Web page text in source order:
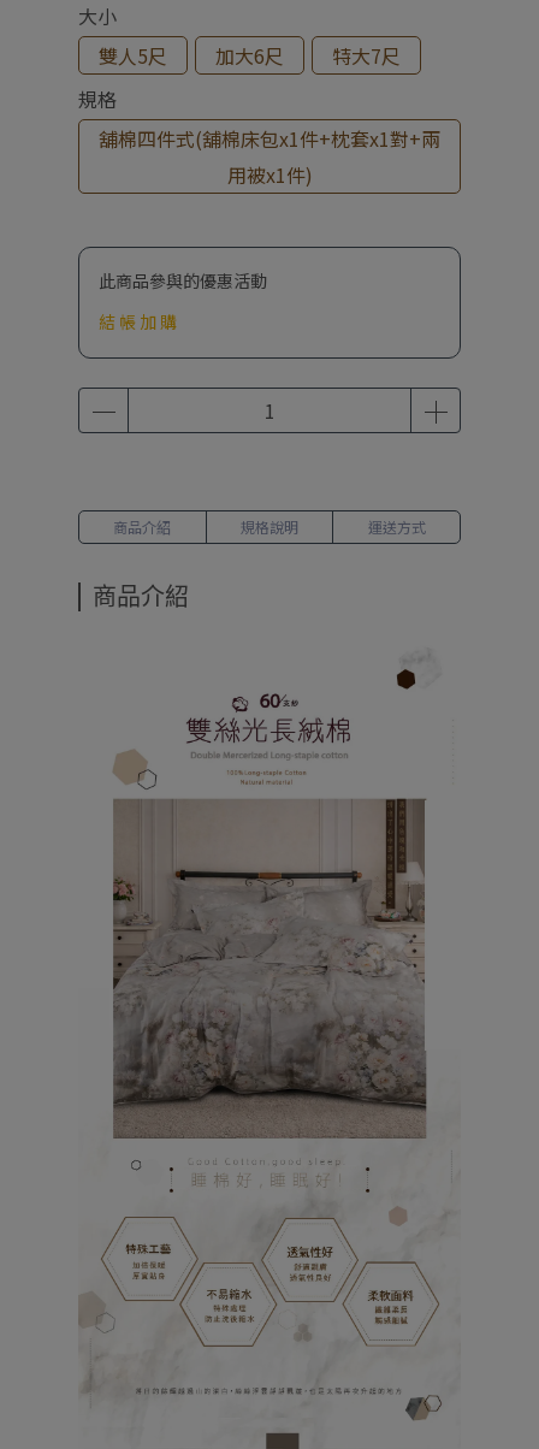
大小
雙人5尺
加大6尺
特大7尺
規格
舖棉四件式(舖棉床包x1件+枕套x1對+兩
用被x1件)
此商品參與的優惠活動
結 帳 加 購
商品介紹 規格說明 運送方式
商品介紹